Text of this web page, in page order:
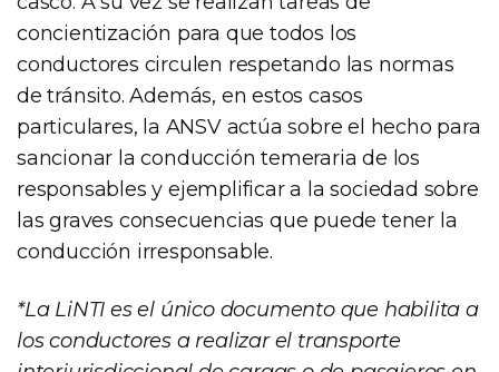
concientización para que todos los
conductores circulen respetando las normas
de tránsito. Además, en estos casos
particulares, la ANSV actúa sobre el hecho para
sancionar la conducción temeraria de los
responsables y ejemplificar a la sociedad sobre
las graves consecuencias que puede tener la
conducción irresponsable.
*La LiNTI es el único documento que habilita a
los conductores a realizar el transporte